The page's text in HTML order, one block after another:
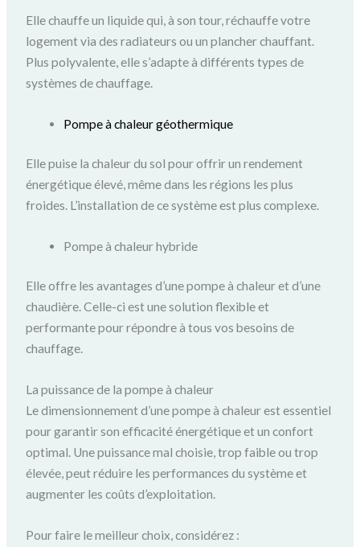
Elle chauffe un liquide qui, à son tour, réchauffe votre
logement via des radiateurs ou un plancher chauffant.
Plus polyvalente, elle s’adapte à différents types de
systèmes de chauffage.
Pompe à chaleur géothermique
Elle puise la chaleur du sol pour offrir un rendement
énergétique élevé, même dans les régions les plus
froides. L’installation de ce système est plus complexe.
Pompe à chaleur hybride
Elle offre les avantages d’une pompe à chaleur et d’une
chaudière. Celle-ci est une solution flexible et
performante pour répondre à tous vos besoins de
chauffage.
La puissance de la pompe à chaleur
Le dimensionnement d’une pompe à chaleur est essentiel
pour garantir son efficacité énergétique et un confort
optimal. Une puissance mal choisie, trop faible ou trop
élevée, peut réduire les performances du système et
augmenter les coûts d’exploitation.
Pour faire le meilleur choix, considérez :